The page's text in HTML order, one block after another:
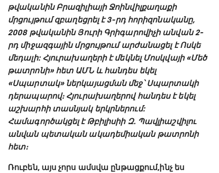
թվականին Բրազիլիայի Ջոինվիլ քաղաքի
մրցույթում զբաղեցրել է 3-րդ հորիզոնականը,
2008 թվականին Յուրի Գրիգարովիչի անվան 2-
րդ միջազգային մրցույթում արժանացել է Ոսկե
մեդալի: Հյուրախաղերի է մեկնել Մոսկվայի «Մեծ
թատրոնի» հետ ԱՄՆ և հանդես եկել
«Սպարտակ» ներկայացման մեջ՝ Սպարտակի
դերապարով։ Հյուրախաղերով հանդես է եկել
աշխարհի տասնյակ երկրներում:
Համագործակցել է Թբիլիսիի Զ. Պավլիաշվիլու
անվան պետական ակադեմիական թատրոնի
հետ։
Ռուբեն, այս չորս ամսվա ընթացքում, ինչ ես